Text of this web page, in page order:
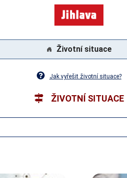
Životní situace
Jak vyřešit životní situace?
ŽIVOTNÍ SITUACE